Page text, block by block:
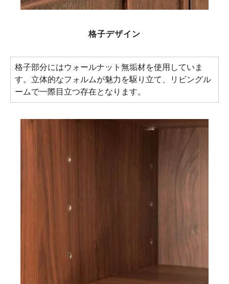
格子デザイン
格子部分にはウォールナット無垢材を使用していま
す。立体的なフォルムが魅力を駆り立て、リビングル
ームで一際目立つ存在となります。